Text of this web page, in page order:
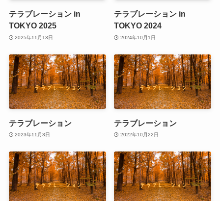
テラブレーション in
TOKYO 2025
2025年11月13日
テラブレーション in
TOKYO 2024
2024年10月1日
テラブレーション
2023年11月3日
テラブレーション
2022年10月22日